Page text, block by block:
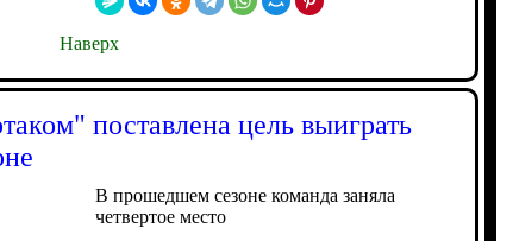
Наверх
поставлена цель выиграть
В прошедшем сезоне команда заняла
четвертое место